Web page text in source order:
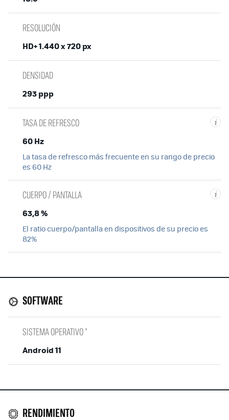
RESOLUCIÓN
HD+ 1.440 x 720 px
DENSIDAD
293 ppp
i
TASA DE REFRESCO
60 Hz
La tasa de refresco más frecuente en su rango de precio
es 60 Hz
i
CUERPO / PANTALLA
63,8 %
El ratio cuerpo/pantalla en dispositivos de su precio es
82%
SOFTWARE
SISTEMA OPERATIVO *
Android 11
RENDIMIENTO